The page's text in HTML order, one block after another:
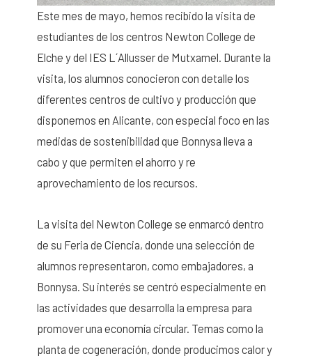
Este mes de mayo, hemos recibido la visita de
estudiantes de los centros Newton College de
Elche y del IES L´Allusser de Mutxamel. Durante la
visita, los alumnos conocieron con detalle los
diferentes centros de cultivo y producción que
disponemos en Alicante, con especial foco en las
medidas de sostenibilidad que Bonnysa lleva a
cabo y que permiten el ahorro y re
aprovechamiento de los recursos.
La visita del Newton College se enmarcó dentro
de su Feria de Ciencia, donde una selección de
alumnos representaron, como embajadores, a
Bonnysa. Su interés se centró especialmente en
las actividades que desarrolla la empresa para
promover una economía circular. Temas como la
planta de cogeneración, donde producimos calor y